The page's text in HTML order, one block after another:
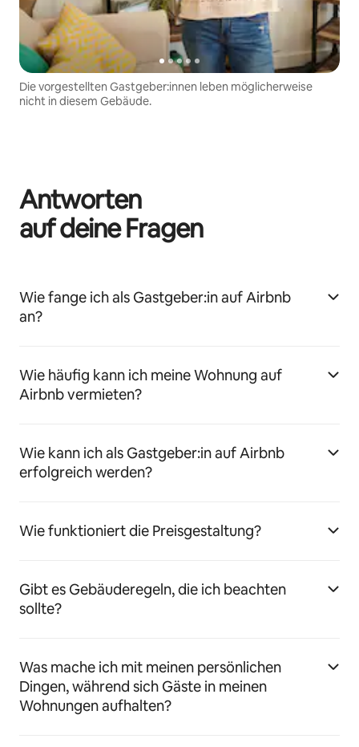
Die vorgestellten Gastgeber:innen leben möglicherweise
nicht in diesem Gebäude.
Antworten
auf deine Fragen
Wie fange ich als Gastgeber:in auf Airbnb
an?
Wie häufig kann ich meine Wohnung auf
Airbnb vermieten?
Wie kann ich als Gastgeber:in auf Airbnb
erfolgreich werden?
Wie funktioniert die Preisgestaltung?
Gibt es Gebäuderegeln, die ich beachten
sollte?
Was mache ich mit meinen persönlichen
Dingen, während sich Gäste in meinen
Wohnungen aufhalten?